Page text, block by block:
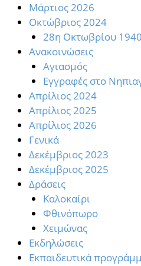
Mάρτιος 2026
Oκτώβριος 2024
28η Οκτωβρίου 1940
Ανακοινώσεις
Αγιασμός
Εγγραφές στο
Απρίλιος 2024
Απρίλιος 2025
Απρίλιος 2026
Γενικά
Δεκέμβριος 2023
Δεκέμβριος 2025
Δράσεις
Καλοκαίρι
Φθινόπωρο
Χειμώνας
Εκδηλώσεις
Εκπαιδευτικά